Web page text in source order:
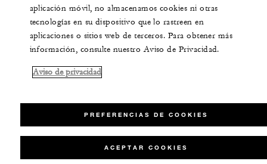
aplicación móvil, no almacenamos cookies ni otras
tecnologías en su dispositivo que lo rastreen en
aplicaciones o sitios web de terceros. Para obtener más
información, consulte nuestro Aviso de Privacidad.
Aviso de privacidad
PREFERENCIAS DE COOKIES
ACEPTAR COOKIES